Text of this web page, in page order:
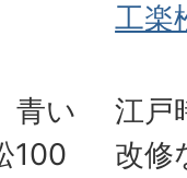
青い
100
工楽
江戸
改修